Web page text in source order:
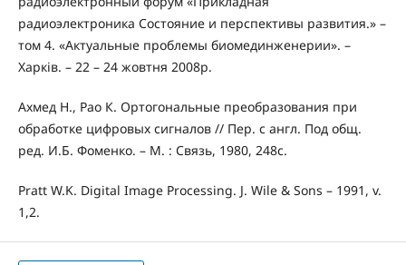
радиоэлектроника Состояние и перспективы развития.» –
том 4. «Актуальные проблемы биомединженерии». –
Харків. – 22 – 24 жовтня 2008р.
Ахмед Н., Рао К. Ортогональные преобразования при
обработке цифровых сигналов // Пер. с англ. Под общ.
ред. И.Б. Фоменко. – М. : Связь, 1980, 248с.
Pratt W.K. Digital Image Processing. J. Wile & Sons – 1991, v.
1,2.